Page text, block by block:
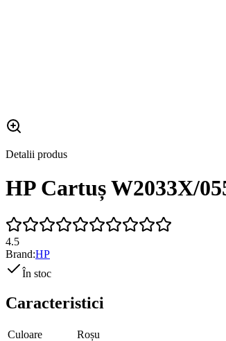
Detalii produs
HP Cartuș W2033X/
4.5
Brand:HP
În stoc
Caracteristici
Culoare
Roșu